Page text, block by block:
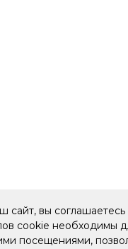
вы соглашаетесь
cookie необходимы
посещениями,